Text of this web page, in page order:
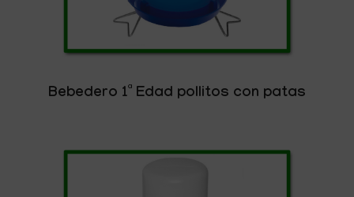
Bebedero 1ª Edad pollitos con patas